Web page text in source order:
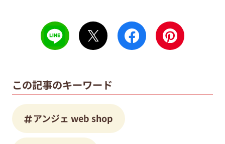
この記事のキーワード
アンジェ web shop